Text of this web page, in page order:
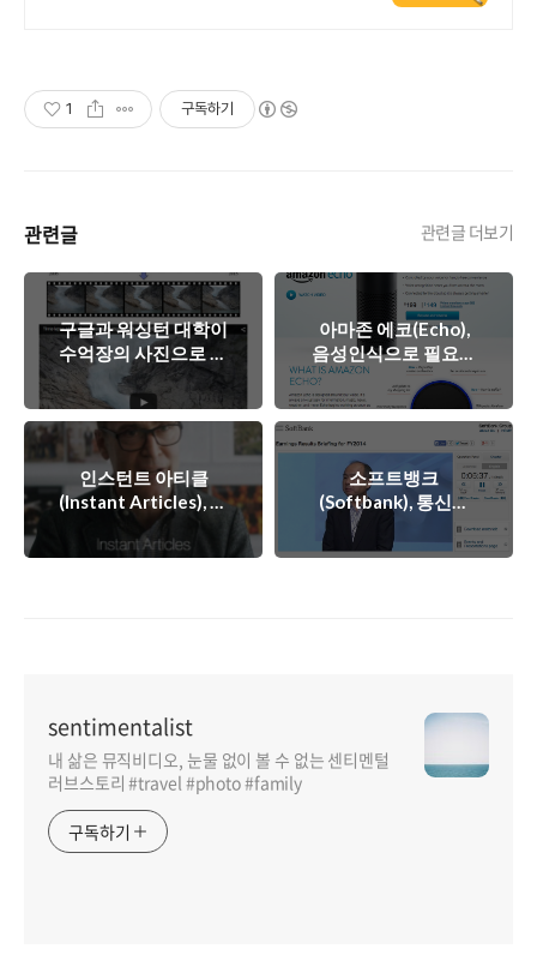
1 구독하기
관련글 관련글 더보기
구글과 워싱턴 대학이
수억장의 사진으로 만
든 타임랩스
(Timelapse) 비디오
아마존 에코(Echo),
음성인식으로 필요한
물건을 주문해보자
인스턴트 아티클
(Instant Articles), 페
이스북이 만든 미디어
용 플랫폼
소프트뱅크
(Softbank), 통신과
인터넷 두개의 축을
통한 가파른 실적발표
sentimentalist
내 삶은 뮤직비디오, 눈물 없이 볼 수 없는 센티멘털
러브스토리 #travel #photo #family
구독하기